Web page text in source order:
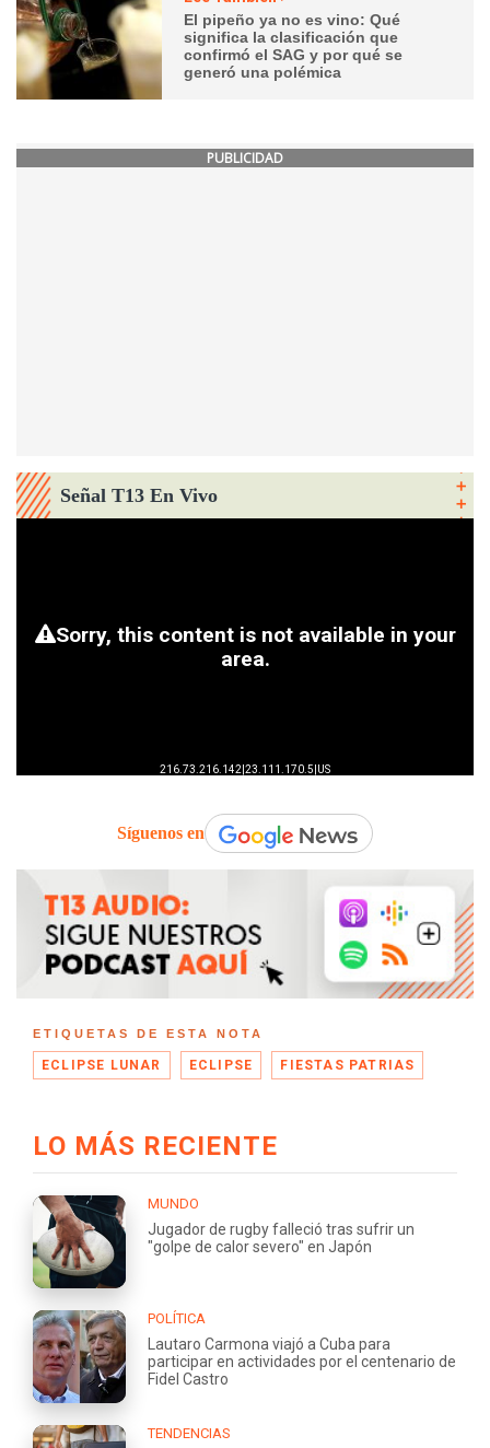
El pipeño ya no es vino: Qué
significa la clasificación que
confirmó el SAG y por qué se
generó una polémica
PUBLICIDAD
Señal T13 En Vivo
Síguenos en
ETIQUETAS DE ESTA NOTA
ECLIPSE LUNAR ECLIPSE FIESTAS PATRIAS
LO MÁS RECIENTE
MUNDO
Jugador de rugby falleció tras sufrir un
"golpe de calor severo" en Japón
POLÍTICA
Lautaro Carmona viajó a Cuba para
participar en actividades por el centenario de
Fidel Castro
TENDENCIAS